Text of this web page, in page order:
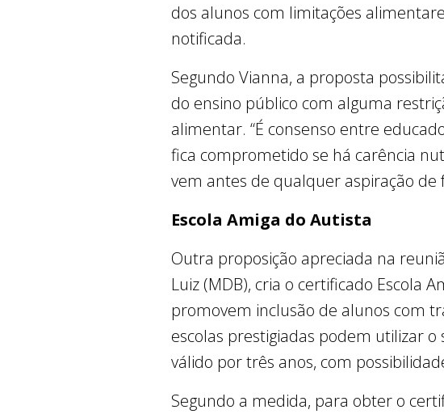
dos alunos com limitações
notificada.
Segundo Vianna, a proposta
do ensino público com alguma
alimentar. “É consenso entre
fica comprometido se há carência
vem antes de qualquer aspiração de
Escola Amiga do Autista
Outra proposição apreciada na
Luiz (MDB), cria o certificado Escola
promovem inclusão de alunos com
escolas prestigiadas podem utilizar
válido por três anos, com
Segundo a medida, para obter o